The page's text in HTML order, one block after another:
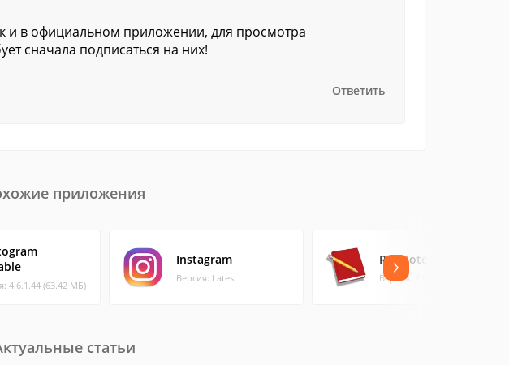
и в официальном приложении, для просмотра
сначала подписаться на них!
Ответить
приложения
4.6.1.44 (63.42 МБ)
Instagram
Версия: Latest
RedNotebook
Версия: 2.8 (75.11 МБ)
статьи